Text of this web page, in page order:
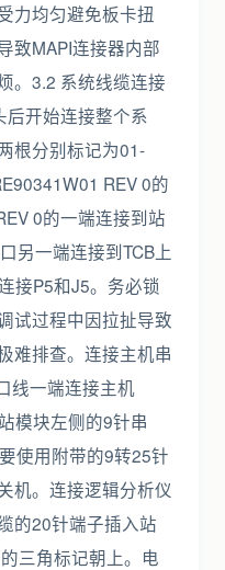
力均匀避免板卡扭
致MAPI连接器内部
。3.2 系统线缆连接
后开始连接整个系
根分别标记为01-
REV 0的
0的一端连接到站
另一端连接到TCB上
接P5和J5。务必锁
试过程中因拉扯导致
难排查。连接主机串
线一端连接主机
模块左侧的9针串
使用附带的9转25针
机。连接逻辑分析仪
的20针端子插入站
三角标记朝上。电